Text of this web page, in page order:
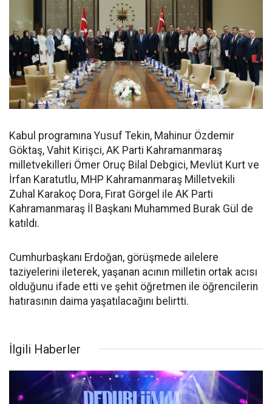
Kabul programına Yusuf Tekin, Mahinur Özdemir
Göktaş, Vahit Kirişci, AK Parti Kahramanmaraş
milletvekilleri Ömer Oruç Bilal Debgici, Mevlüt Kurt ve
İrfan Karatutlu, MHP Kahramanmaraş Milletvekili
Zuhal Karakoç Dora, Fırat Görgel ile AK Parti
Kahramanmaraş İl Başkanı Muhammed Burak Gül de
katıldı.
Cumhurbaşkanı Erdoğan, görüşmede ailelere
taziyelerini ileterek, yaşanan acının milletin ortak acısı
olduğunu ifade etti ve şehit öğretmen ile öğrencilerin
hatırasının daima yaşatılacağını belirtti.
İlgili Haberler